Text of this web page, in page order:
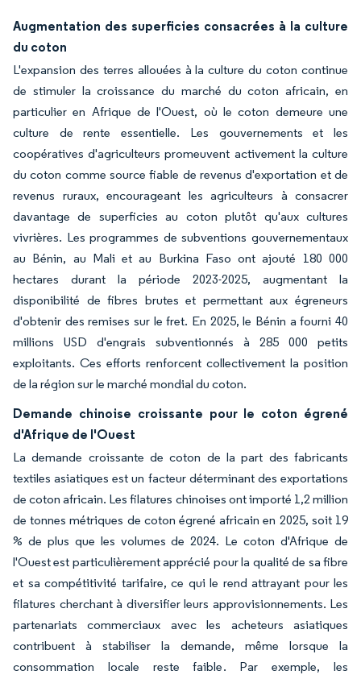
Augmentation des superficies consacrées à la culture
du coton
L'expansion des terres allouées à la culture du coton continue
de stimuler la croissance du marché du coton africain, en
particulier en Afrique de l'Ouest, où le coton demeure une
culture de rente essentielle. Les gouvernements et les
coopératives d'agriculteurs promeuvent activement la culture
du coton comme source fiable de revenus d'exportation et de
revenus ruraux, encourageant les agriculteurs à consacrer
davantage de superficies au coton plutôt qu'aux cultures
vivrières. Les programmes de subventions gouvernementaux
au Bénin, au Mali et au Burkina Faso ont ajouté 180 000
hectares durant la période 2023-2025, augmentant la
disponibilité de fibres brutes et permettant aux égreneurs
d'obtenir des remises sur le fret. En 2025, le Bénin a fourni 40
millions USD d'engrais subventionnés à 285 000 petits
exploitants. Ces efforts renforcent collectivement la position
de la région sur le marché mondial du coton.
Demande chinoise croissante pour le coton égrené
d'Afrique de l'Ouest
La demande croissante de coton de la part des fabricants
textiles asiatiques est un facteur déterminant des exportations
de coton africain. Les filatures chinoises ont importé 1,2 million
de tonnes métriques de coton égrené africain en 2025, soit 19
% de plus que les volumes de 2024. Le coton d'Afrique de
l'Ouest est particulièrement apprécié pour la qualité de sa fibre
et sa compétitivité tarifaire, ce qui le rend attrayant pour les
filatures cherchant à diversifier leurs approvisionnements. Les
partenariats commerciaux avec les acheteurs asiatiques
contribuent à stabiliser la demande, même lorsque la
consommation locale reste faible. Par exemple, les